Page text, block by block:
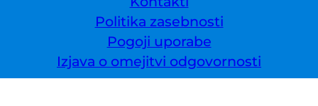
Politika zasebnosti
Pogoji uporabe
Izjava o omejitvi odgovornosti